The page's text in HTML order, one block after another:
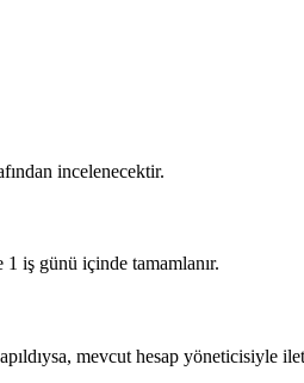
incelenecektir.
iş günü içinde tamamlanır.
mevcut hesap yöneticisiyle